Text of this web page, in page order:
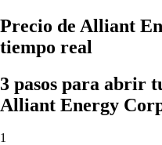
Precio de Alliant
tiempo real
3 pasos para abrir
Alliant Energy
1